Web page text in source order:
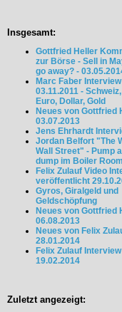
Insgesamt:
Gottfried Heller
zur Börse - Sell in
go away? -
Marc Faber Interview
03.11.2011 -
Euro, Dollar, Gold
Neues von Gottfried
03.07.2013
Jens Ehrhardt
Jordan Belfort "The
Wall Street" - Pump
dump im Boiler Room
Felix Zulauf Video
veröffentlicht
Gyros, Giralgeld und
Geldschöpfung
Neues von Gottfried
06.08.2013
Neues von Felix
28.01.2014
Felix Zulauf
19.02.2014
Zuletzt angezeigt: